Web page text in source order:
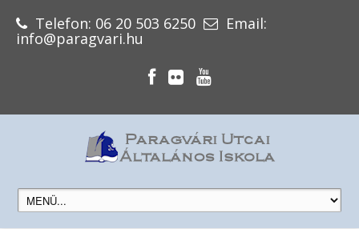
Telefon: 06 20 503 6250 Email:
info@paragvari.hu